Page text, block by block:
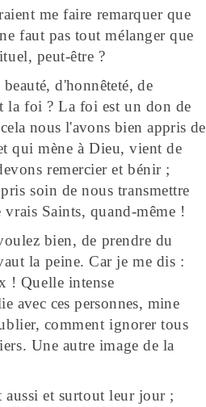
me faire remarquer que
faut pas tout mélanger que
peut-être ?
d'honnêteté, de
la foi ? La foi est un don de
nous l'avons bien appris de
qui mène à Dieu, vient de
remercier et bénir ;
soin de nous transmettre
vrais Saints, quand-même !
bien, de prendre du
la peine. Car je me dis :
! Quelle intense
avec ces personnes, mine
comment ignorer tous
Une autre image de la
aussi et surtoutleur jour ;